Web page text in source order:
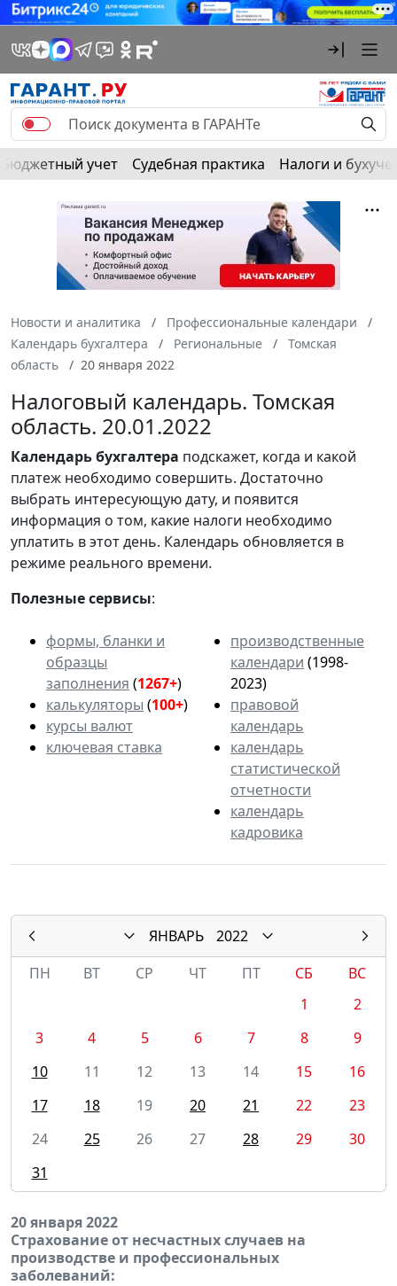
Бюджетный учет Судебная практика Налоги и
Новости и аналитика
Профессиональные календари
Календарь бухгалтера
Региональные
Томская
область
20 января 2022
Налоговый календарь. Томская
область. 20.01.2022
Календарьбухгалтера подскажет, когда и какой
платеж необходимо совершить. Достаточно
выбрать интересующую дату, и появится
информация о том, какие налоги необходимо
уплатить в этот день. Календарь обновляется в
режиме реального времени.
Полезные сервисы:
формы, бланки и
образцы
заполнения (1267+)
калькуляторы (100+)
курсы валют
ключевая ставка
производственные
календари (1998-
2023)
правовой
календарь
календарь
статистической
отчетности
календарь
кадровика
ЯНВАРЬ
2022
ПН
ВТ СР ЧТ ПТ СБ
ВС
1
2
3
4 5 6 7 8
9
10
11 12 13 14 15
16
17
18 19 20 21 22
23
24
25 26 27 28 29
30
31
20 января 2022
Страхование от несчастных случаев на
производстве и профессиональных
заболеваний: